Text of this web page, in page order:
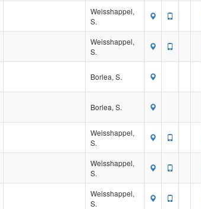
Weisshappel,
S.
Weisshappel,
S.
Borlea, S.
Borlea, S.
Weisshappel,
S.
Weisshappel,
S.
Weisshappel,
S.